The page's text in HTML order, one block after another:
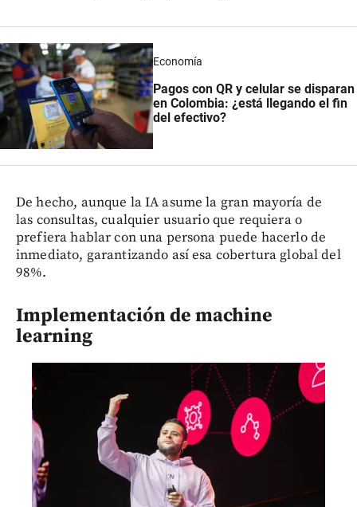
Economía
Pagos con QR y celular se disparan
en Colombia: ¿está llegando el fin
del efectivo?
De hecho, aunque la IA asume la gran mayoría de
las consultas, cualquier usuario que requiera o
prefiera hablar con una persona puede hacerlo de
inmediato, garantizando así esa cobertura global del
98%.
Implementación de machine
learning